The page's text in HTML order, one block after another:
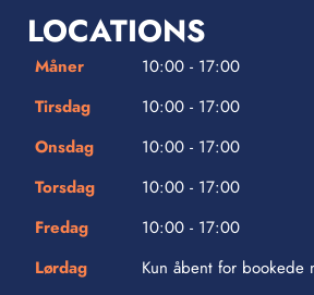
LOCATIONS
Måner
10:00 - 17:00
Tirsdag
10:00 - 17:00
Onsdag
10:00 - 17:00
Torsdag
10:00 - 17:00
Fredag
10:00 - 17:00
Lørdag
Kun åbent for bookede